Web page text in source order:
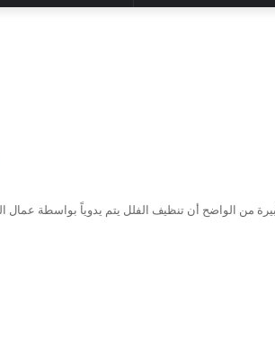
من الواضح أن تنظيف الفلل يتم يدوياً بواسطة عمال